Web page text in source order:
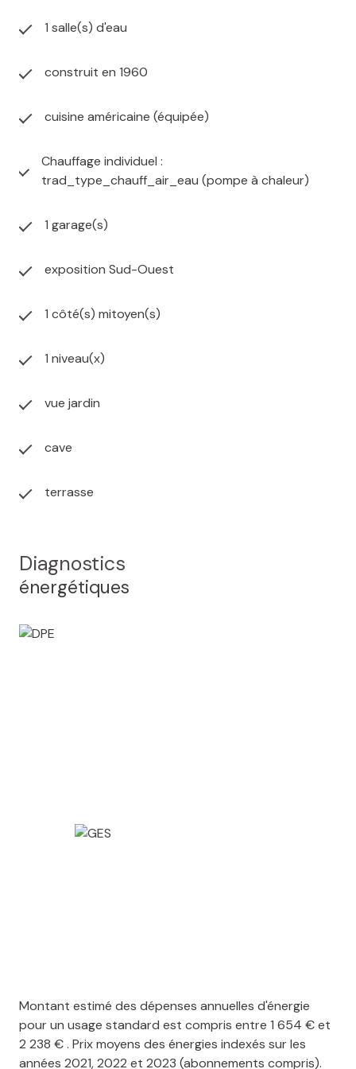
1 salle(s) d'eau
construit en 1960
cuisine américaine (équipée)
Chauffage individuel :
trad_type_chauff_air_eau (pompe à chaleur)
1 garage(s)
exposition Sud-Ouest
1 côté(s) mitoyen(s)
1 niveau(x)
vue jardin
cave
terrasse
Diagnostics
énergétiques
Montant estimé des dépenses annuelles d'énergie
pour un usage standard est compris entre 1 654 € et
2 238 € . Prix moyens des énergies indexés sur les
années 2021, 2022 et 2023 (abonnements compris).